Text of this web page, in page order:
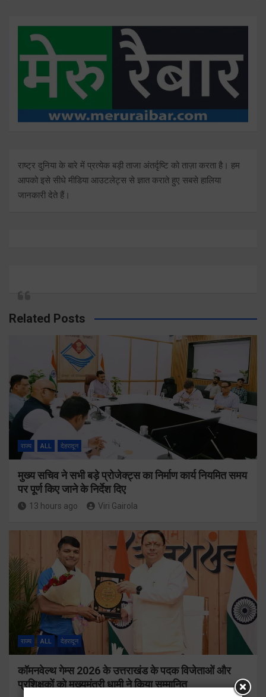
राष्ट्र दुनिया के बारे में प्रत्येक बड़ी ताजा अंतर्दृष्टि को ताज़ा करता है। हम
आपको इसे सीधे मीडिया आउटलेट्स से ज्ञात कराते हुए सबसे हालिया
जानकारी देते हैं।
Related Posts
राज्य ALL देहरादून
मुख्य सचिव ने सभी बड़े प्रोजेक्ट्स का निर्माण कार्य नियमित समय
पर पूर्ण किए जाने के निर्देश दिए
13 hours ago Viri Gairola
राज्य ALL देहरादून
कॉमनवेल्थ गेम्स 2026 के उत्तराखंड के पदक विजेताओं और
प्रशिक्षकों को मुख्यमंत्री धामी ने किया सम्मानित